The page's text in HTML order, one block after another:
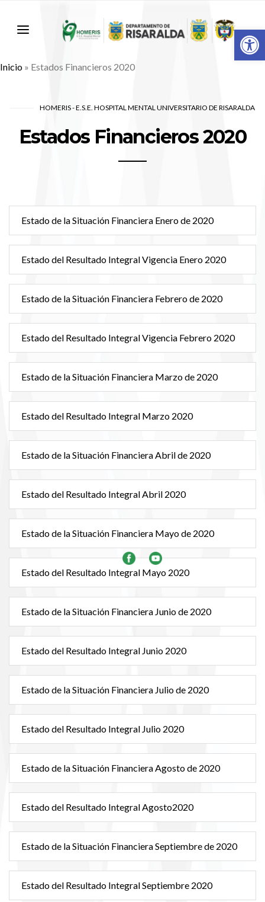
Inicio » Estados Financieros 2020
HOMERIS - E.S.E. HOSPITAL MENTAL UNIVERSITARIO DE RISARALDA
Estados Financieros 2020
Estado de la Situación Financiera Enero de 2020
Estado del Resultado Integral Vigencia Enero 2020
Estado de la Situación Financiera Febrero de 2020
Estado del Resultado Integral Vigencia Febrero 2020
Estado de la Situación Financiera Marzo de 2020
Estado del Resultado Integral Marzo 2020
Estado de la Situación Financiera Abril de 2020
Estado del Resultado Integral Abril 2020
Estado de la Situación Financiera Mayo de 2020
Estado del Resultado Integral Mayo 2020
Estado de la Situación Financiera Junio de 2020
Estado del Resultado Integral Junio 2020
Estado de la Situación Financiera Julio de 2020
Estado del Resultado Integral Julio 2020
Estado de la Situación Financiera Agosto de 2020
Estado del Resultado Integral Agosto2020
Estado de la Situación Financiera Septiembre de 2020
Estado del Resultado Integral Septiembre 2020